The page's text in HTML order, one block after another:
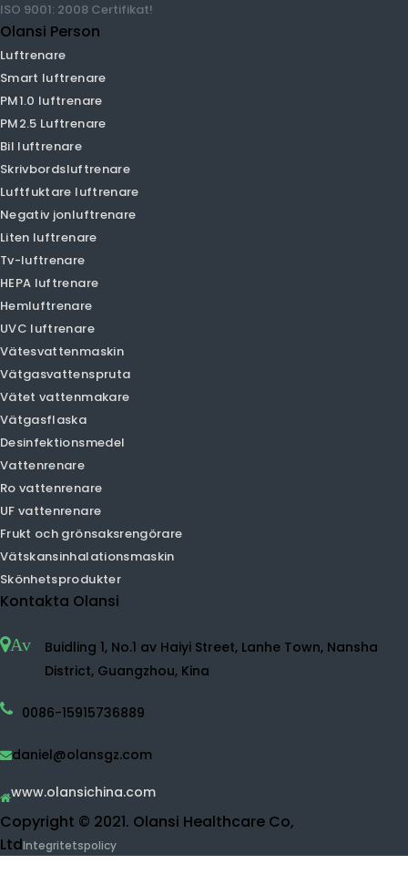
prfinessional i ODM, OEM-tjänster! 3.000 st per dag med
produktionskapacitet! 100% Aging Test för massproduktion! CE,
CB, RoHS, SASO, CQC, CCC-godkännande & ISO 9001: 2008
Certifikat!
Olansi Person
Luftrenare
PM1.0 luftrenare
PM2.5 Luftrenare
Bil luftrenare
Luftfuktare luftrenare
Negativ jonluftrenare
Tv-luftrenare
HEPA luftrenare
Hemluftrenare
UVC luftrenare
Vätgasvattenspruta
Vätet vattenmakare
Vätgasflaska
Vattenrenare
Ro vattenrenare
UF vattenrenare
Frukt och grönsaksrengörare